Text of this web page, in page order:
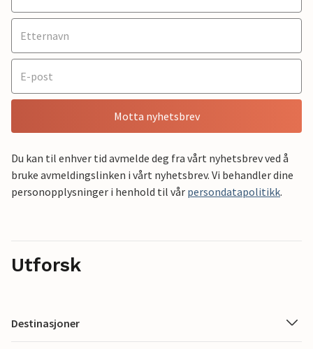
Motta nyhetsbrev
Du kan til enhver tid avmelde deg fra vårt nyhetsbrev ved å
bruke avmeldingslinken i vårt nyhetsbrev. Vi behandler dine
personopplysninger i henhold til vår persondatapolitikk.
Utforsk
Destinasjoner